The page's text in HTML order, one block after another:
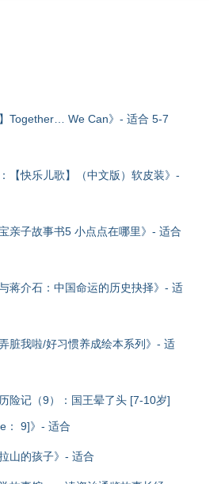
Together… We Can》- 适合 5-7
【快乐儿歌】（中文版）软皮装》-
亲子故事书5 小点点在哪里》- 适合
蒋介石：中国命运的历史抉择》- 适
脏我啦/好习惯养成绘本系列》- 适
险记（9）：国王晕了头 [7-10岁]
： 9]》- 适合
山的孩子》- 适合